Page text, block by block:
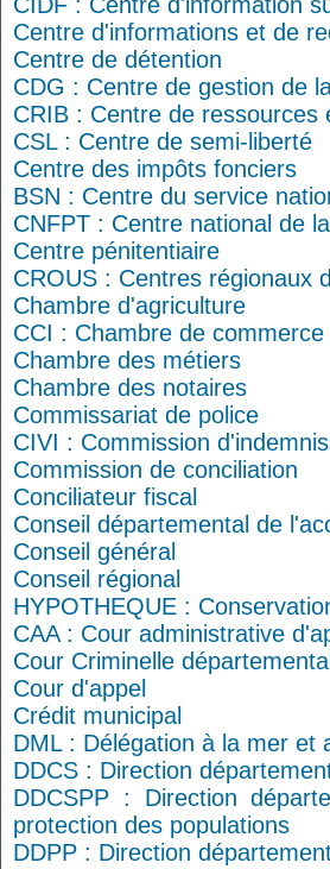
Centre d'informations et de
Centre de détention
CDG : Centre de gestion de
CRIB : Centre de
CSL : Centre de semi-liberté
Centre des impôts fonciers
BSN : Centre du service
CNFPT : Centre national de
Centre pénitentiaire
CROUS : Centres régionaux
Chambre d'agriculture
CCI : Chambre de
Chambre des métiers
Chambre des notaires
Commissariat de police
CIVI : Commission
Commission de conciliation
Conciliateur fiscal
Conseil départemental de
Conseil général
Conseil régional
HYPOTHEQUE :
CAA : Cour administrative
Cour Criminelle
Cour d'appel
Crédit municipal
DML : Délégation à la mer et
DDCS : Direction
DDCSPP : Direction
protection des populations
DDPP : Direction